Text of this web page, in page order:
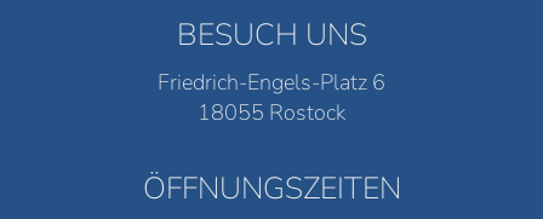
BESUCH UNS
Friedrich-Engels-Platz 6
18055 Rostock
ÖFFNUNGSZEITEN